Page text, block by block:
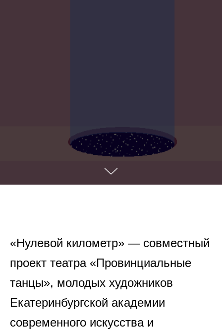
«Нулевой километр» — совместный
проект театра «Провинциальные
танцы», молодых художников
Екатеринбургской академии
современного искусства и